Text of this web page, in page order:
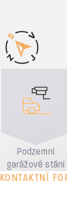
Podzemní
garážové stání
KONTAKTNÍ